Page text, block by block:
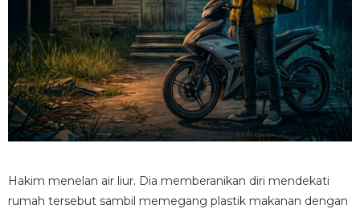
Hakim menelan air liur. Dia memberanikan diri mendekati
rumah tersebut sambil memegang plastik makanan dengan